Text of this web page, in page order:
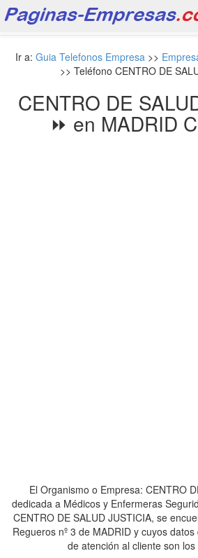
Ir a: Guia Telefonos Empresa>>
>> Teléfono CENTRO DE
CENTRO DE
⏩ en MADRID
El Organismo o Empresa: CENTRO
dedicada a Médicos y Enfermeras
CENTRO DE SALUD JUSTICIA, se
Regueros nº 3 de MADRID y cuyos
de atención al cliente son